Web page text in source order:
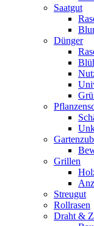
Saatgut
Dünger
Grillen
Streugut
Rollrasen
Draht &